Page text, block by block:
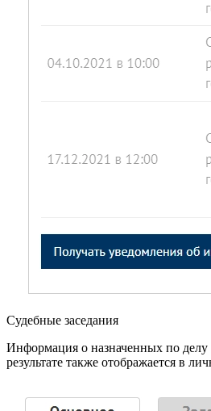
Судебные заседания
Информация о назначенных по делу
результате также отображается в